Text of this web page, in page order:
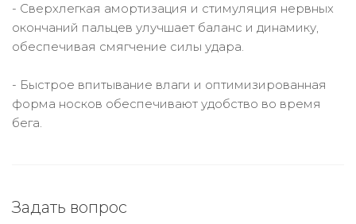
- Сверхлегкая амортизация и стимуляция нервных
окончаний пальцев улучшает баланс и динамику,
обеспечивая смягчение силы удара.
- Быстрое впитывание влаги и оптимизированная
форма носков обеспечивают удобство во время
бега.
Задать вопрос